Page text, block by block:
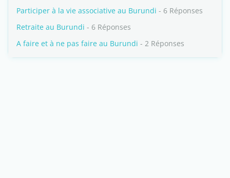
Participer à la vie associative au Burundi - 6 Réponses
Retraite au Burundi - 6 Réponses
A faire et à ne pas faire au Burundi - 2 Réponses